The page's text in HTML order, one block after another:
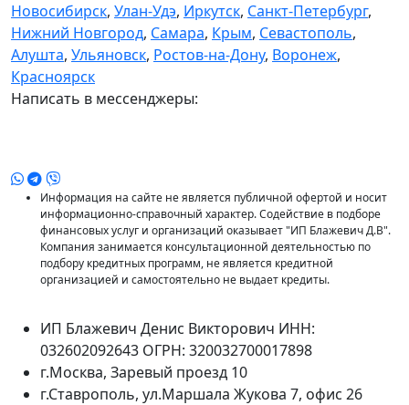
Новосибирск, Улан-Удэ, Иркутск, Санкт-Петербург,
Нижний Новгород, Самара, Крым, Севастополь,
Алушта, Ульяновск, Ростов-на-Дону, Воронеж,
Красноярск
ИП Блажевич Денис Викторович ИНН:
032602092643 ОГРН: 320032700017898
г.Москва, Заревый проезд 10
г.Ставрополь, ул.Маршала Жукова 7, офис 26
Написать в мессенджеры:
Информация на сайте не является публичной офертой и носит
информационно-справочный характер. Содействие в подборе
финансовых услуг и организаций оказывает "ИП Блажевич Д.В".
Компания занимается консультационной деятельностью по
подбору кредитных программ, не является кредитной
организацией и самостоятельно не выдает кредиты.